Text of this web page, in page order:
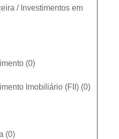
/ Investimentos em
(0)
Imobiliário (FII) (0)
(0)